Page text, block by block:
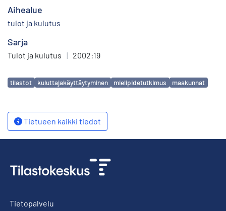
Aihealue
tulot ja kulutus
Sarja
Tulot ja kulutus | 2002:19
Avainsanat
tilastot kuluttajakäyttäytyminen mielipidetutkimus maakunnat
Tietueen kaikki tiedot
Tietopalvelu